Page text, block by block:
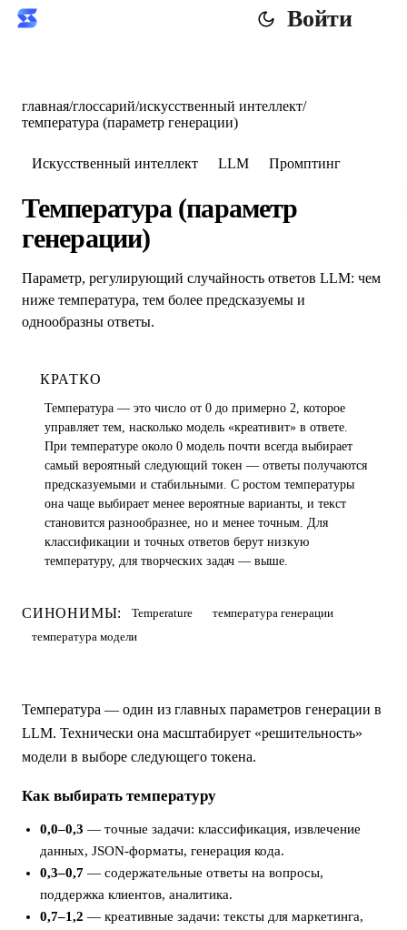
Войти
главная/глоссарий/искусственный интеллект/
температура (параметр генерации)
Искусственный интеллект LLM Промптинг
Температура (параметр
генерации)
Параметр, регулирующий случайность ответов LLM: чем
ниже температура, тем более предсказуемы и
однообразны ответы.
КРАТКО
Температура — это число от 0 до примерно 2, которое
управляет тем, насколько модель «креативит» в ответе.
При температуре около 0 модель почти всегда выбирает
самый вероятный следующий токен — ответы получаются
предсказуемыми и стабильными. С ростом температуры
она чаще выбирает менее вероятные варианты, и текст
становится разнообразнее, но и менее точным. Для
классификации и точных ответов берут низкую
температуру, для творческих задач — выше.
СИНОНИМЫ: Temperature
температура генерации
температура модели
Температура — один из главных параметров генерации в
LLM. Технически она масштабирует «решительность»
модели в выборе следующего токена.
Как выбирать температуру
0,0–0,3 — точные задачи: классификация, извлечение
данных, JSON-форматы, генерация кода.
0,3–0,7 — содержательные ответы на вопросы,
поддержка клиентов, аналитика.
0,7–1,2 — креативные задачи: тексты для маркетинга,